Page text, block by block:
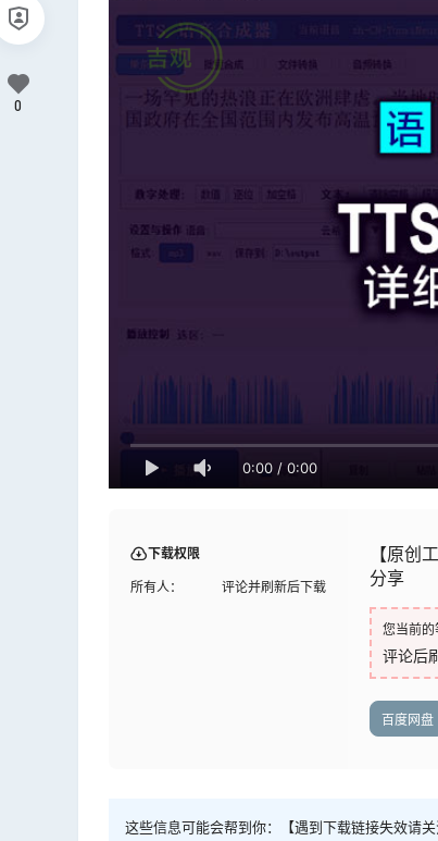
0:00 / 0:00
下载权限
所有人： 评论并刷新后下载
【原创
分享
您当前的
评论后
百度网盘
这些信息可能会帮到你：【遇到下载链接失效请关
0